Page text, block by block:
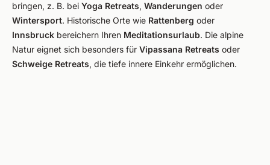
bringen, z. B. bei Yoga Retreats, Wanderungen oder
Wintersport. Historische Orte wie Rattenberg oder
Innsbruck bereichern Ihren Meditationsurlaub. Die alpine
Natur eignet sich besonders für Vipassana Retreats oder
Schweige Retreats, die tiefe innere Einkehr ermöglichen.